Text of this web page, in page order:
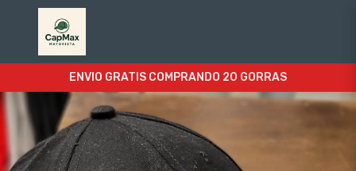
ENVIO GRATIS COMPRANDO 20 GORRAS